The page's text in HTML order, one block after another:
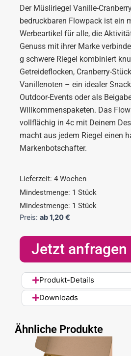
Der Müsliriegel Vanille-
bedruckbaren Flowpack ist ein
Werbeartikel für alle, die
Genuss mit ihrer Marke
g schwere Riegel kombiniert
Getreideflocken, Cranberry-
Vanillenoten – ein idealer
Outdoor-Events oder als
Willkommenspaketen. Das
vollflächig in 4c mit Deinem
macht aus jedem Riegel einen
Markenbotschafter.
Lieferzeit: 4 Wochen
Mindestmenge: 1 Stück
Mindestmenge: 1 Stück
Preis: ab1,20€
Jetzt anfragen
Produkt-Details
Downloads
Ähnliche Produkte